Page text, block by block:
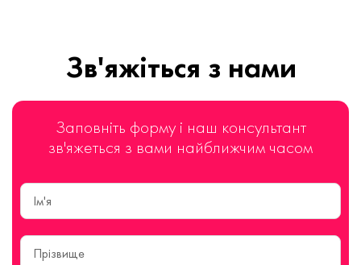
Зв'яжіться з нами
Заповніть форму і наш консультант
зв'яжеться з вами найближчим часом